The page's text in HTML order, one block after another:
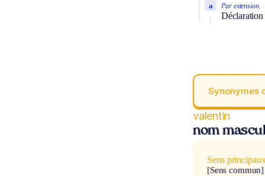
Par extension.
Déclaration
a
Synonymes
valentin
nom
Sens
[Sens commun]